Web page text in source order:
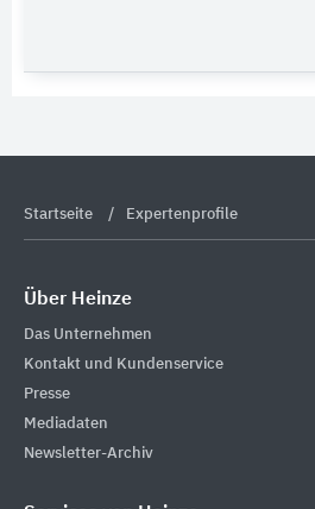
Startseite Expertenprofile
Über Heinze
Das Unternehmen
Kontakt und Kundenservice
Presse
Mediadaten
Newsletter-Archiv